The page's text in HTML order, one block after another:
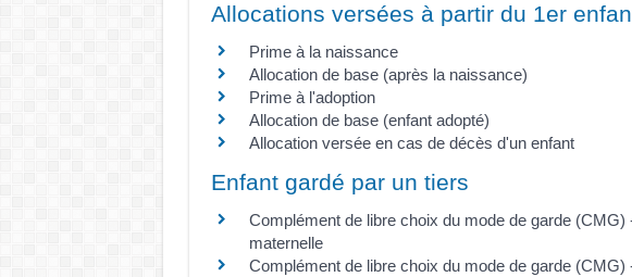
Allocations versées à partir du 1er
Prime à la naissance
Allocation de base (après la naissance)
Prime à l'adoption
Allocation de base (enfant adopté)
Allocation versée en cas de décès d'un enfant
Enfant gardé par un tiers
Complément de libre choix du mode de garde (CMG)
maternelle
Complément de libre choix du mode de garde (CMG)